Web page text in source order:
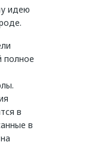
идею
полное
в
в